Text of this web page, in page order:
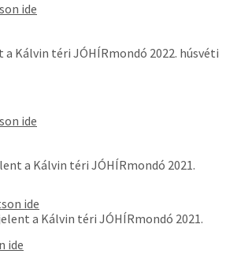
ide
a Kálvin téri JÓHÍRmondó 2022. húsvéti
ide
a Kálvin téri JÓHÍRmondó 2021.
ide
a Kálvin téri JÓHÍRmondó 2021.
ide